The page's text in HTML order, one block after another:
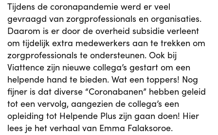
Tijdens de coronapandemie werd er veel
gevraagd van zorgprofessionals en organisaties.
Daarom is er door de overheid subsidie verleent
om tijdelijk extra medewerkers aan te trekken om
zorgprofessionals te ondersteunen. Ook bij
Viattence zijn nieuwe collega’s gestart om een
helpende hand te bieden. Wat een toppers! Nog
fijner is dat diverse “Coronabanen” hebben geleid
tot een vervolg, aangezien de collega’s een
opleiding tot Helpende Plus zijn gaan doen! Hier
lees je het verhaal van Emma Falaksoroe.